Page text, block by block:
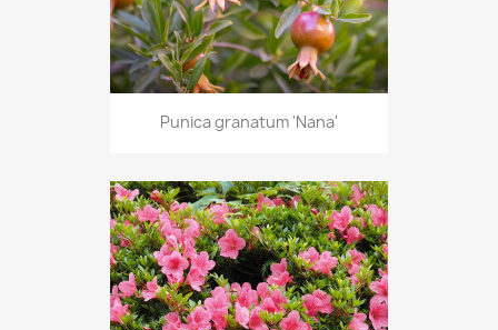
Punica granatum 'Nana'